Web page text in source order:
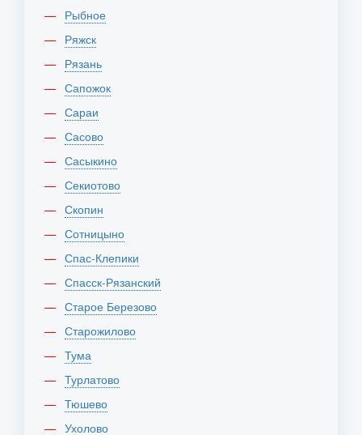
Рыбное
Ряжск
Рязань
Сапожок
Сараи
Сасово
Сасыкино
Секиотово
Скопин
Сотницыно
Спас-Клепики
Спасск-Рязанский
Старое Березово
Старожилово
Тума
Турлатово
Тюшево
Ухолово